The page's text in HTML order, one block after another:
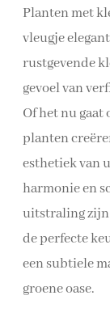
Planten met
vleugje
rustgevende
gevoel van
Of het nu gaat
planten
esthetiek van
harmonie en
uitstraling zijn
de perfecte
een subtiele
groene oase.